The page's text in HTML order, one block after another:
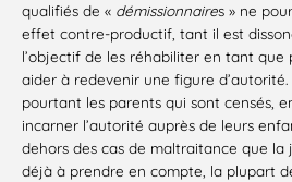
qualifiés de « démissionnaires » ne
effet contre-productif, tant il est
l’objectif de les réhabiliter en tant que
aider à redevenir une figure d’autorité.
pourtant les parents qui sont censés,
incarner l’autorité auprès de leurs
dehors des cas de maltraitance que la
déjà à prendre en compte, la plupart